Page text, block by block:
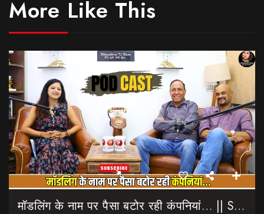
More Like This
मॉडलिंग के नाम पर पैसा बटोर रही कंपनियां… || Sinmit Communications || Miss Uttarakhand 2026